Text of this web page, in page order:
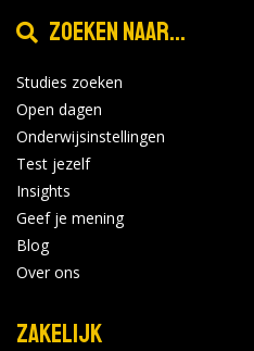
Zoeken naar...
Studies zoeken
Open dagen
Onderwijsinstellingen
Test jezelf
Insights
Geef je mening
Blog
Over ons
Zakelijk